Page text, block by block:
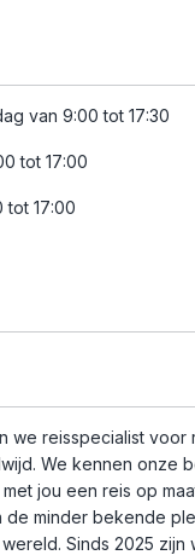
van 9:00 tot 17:30
tot 17:00
tot 17:00
we reisspecialist voor
We kennen onze
jou een reis op
minder bekende
Sinds 2025 zijn